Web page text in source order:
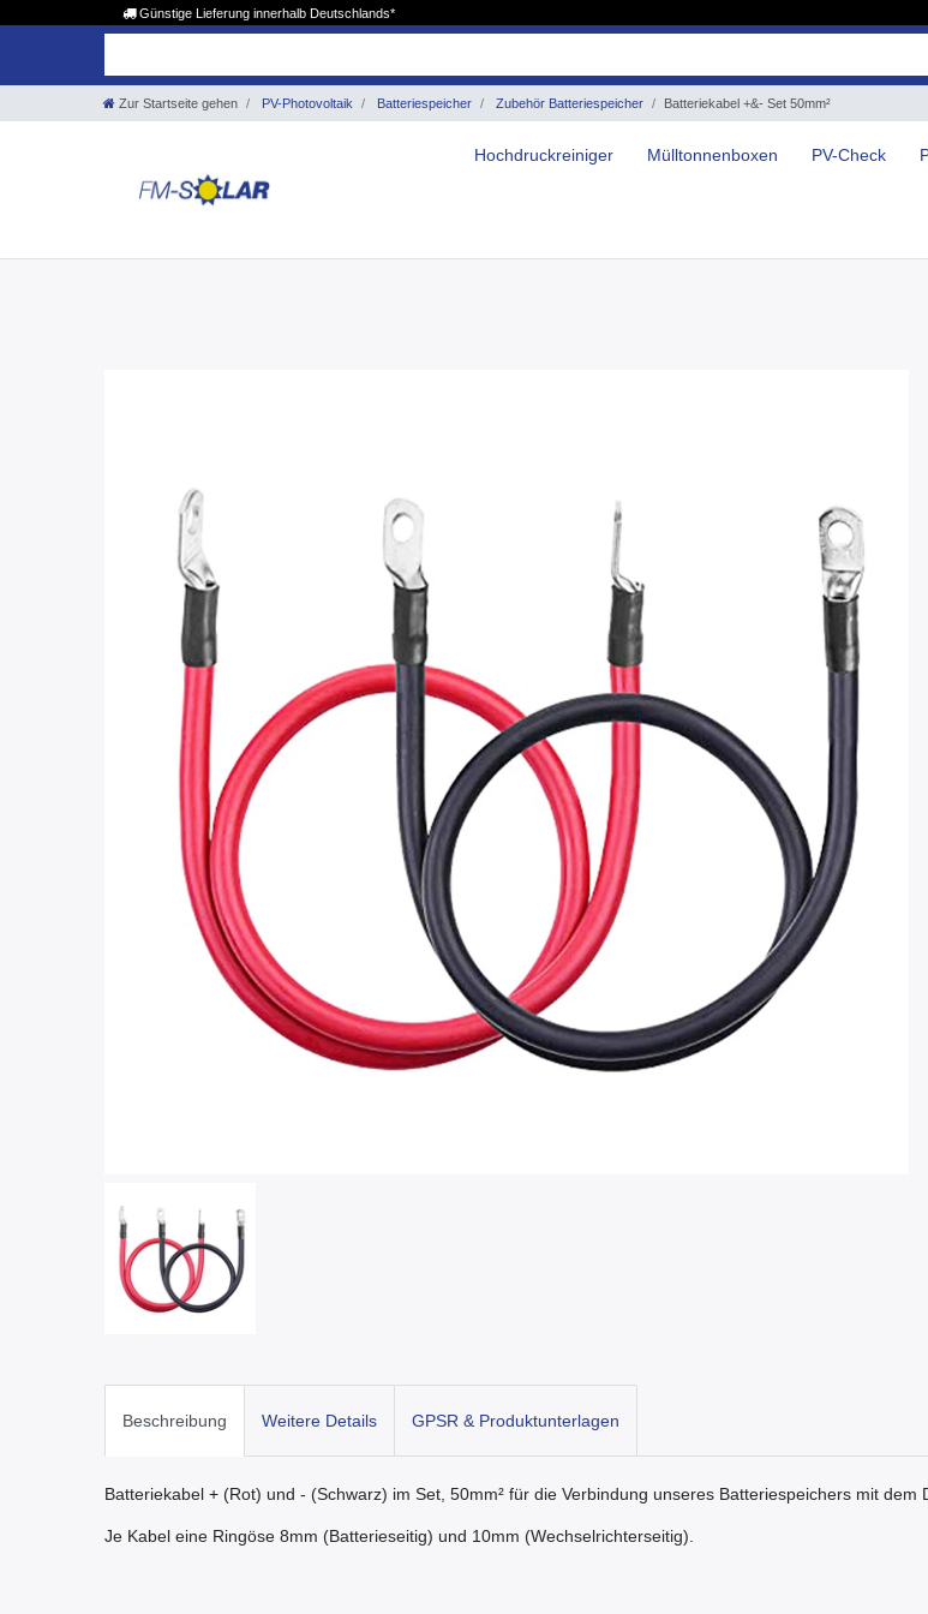
Günstige Lieferung innerhalb Deutschlands*
Zur Startseite gehen PV-Photovoltaik Batteriespeicher Zubehör Batteriespeicher Batteriekabel +&- Set 50mm²
Hochdruckreiniger Mülltonnenboxen PV-Check
Beschreibung Weitere Details GPSR & Produktunterlagen
Batteriekabel + (Rot) und - (Schwarz) im Set, 50mm² für die Verbindung unseres Batteriespeichers mit dem
Je Kabel eine Ringöse 8mm (Batterieseitig) und 10mm (Wechselrichterseitig).